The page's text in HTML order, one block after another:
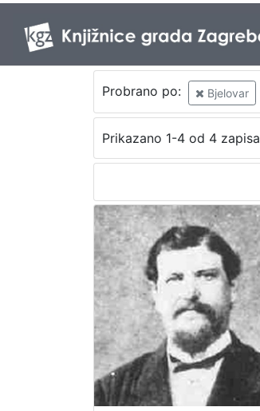
Probrano po: Bjelovar
Prikazano 1-4 od 4 zapisa